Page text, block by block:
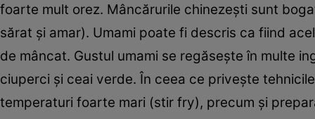
foarte mult orez. Mâncărurile chinezeşti sunt
sărat şi amar). Umami poate fi descris ca fiind
de mâncat. Gustul umami se regăseşte în multe
ciuperci şi ceai verde. În ceea ce priveşte
temperaturi foarte mari (stir fry), precum şi